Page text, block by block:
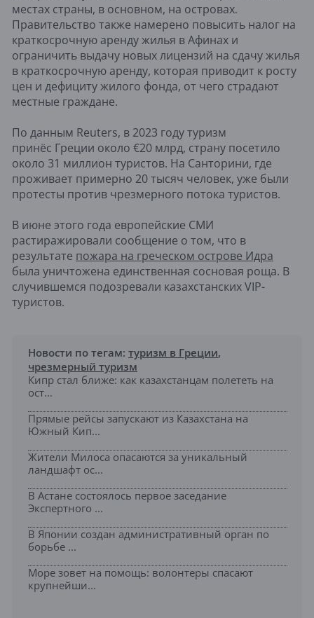
местах страны, в основном, на островах.
Правительство также намерено повысить налог на
краткосрочную аренду жилья в Афинах и
ограничить выдачу новых лицензий на сдачу жилья
в краткосрочную аренду, которая приводит к росту
цен и дефициту жилого фонда, от чего страдают
местные граждане.
По данным Reuters, в 2023 году туризм
принёс Греции около €20 млрд, страну посетило
около 31 миллион туристов. На Санторини, где
проживает примерно 20 тысяч человек, уже были
протесты против чрезмерного потока туристов.
В июне этого года европейские СМИ
растиражировали сообщение о том, что в
результате пожара на греческом острове Идра
была уничтожена единственная сосновая роща. В
случившемся подозревали казахстанских VIP-
туристов.
Новости по тегам: туризм в Греции,
чрезмерный туризм
Кипр стал ближе: как казахстанцам полететь на
ост...
Прямые рейсы запускают из Казахстана на
Южный Кип...
Жители Милоса опасаются за уникальный
ландшафт ос...
В Астане состоялось первое заседание
Экспертного ...
В Японии создан административный орган по
борьбе ...
Море зовет на помощь: волонтеры спасают
крупнейши...